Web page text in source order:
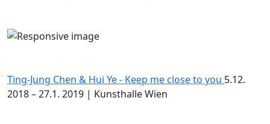
Ting-Jung Chen & Hui Ye - Keep me close to you 5.12.
2018 – 27.1. 2019 | Kunsthalle Wien